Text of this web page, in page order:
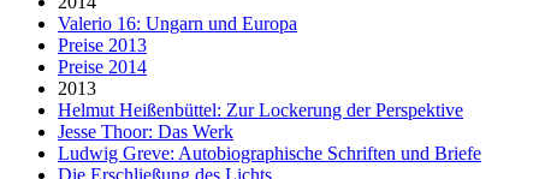
Valerio 16: Ungarn und Europa
Preise 2013
Preise 2014
2013
Helmut Heißenbüttel: Zur Lockerung der Perspektive
Jesse Thoor: Das Werk
Ludwig Greve: Autobiographische Schriften und Briefe
Die Erschließung des Lichts